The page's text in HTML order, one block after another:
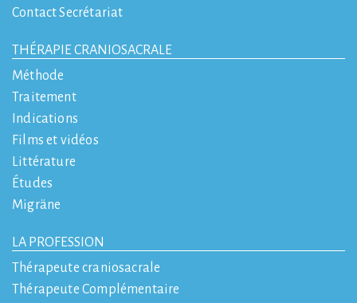
Contact Secrétariat
THÉRAPIE CRANIOSACRALE
Méthode
Traitement
Indications
Films et vidéos
Littérature
Études
Migräne
LA PROFESSION
Thérapeute craniosacrale
Thérapeute Complémentaire